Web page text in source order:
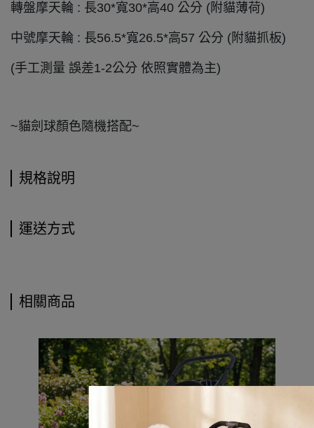
轉盤摩天輪 : 長30*寬30*高40 公分 (附貓薄荷)
中號摩天輪 : 長56.5*寬26.5*高57 公分 (附貓抓板)
(手工測量 誤差1-2公分 依照實體為主)
~貓劍球顏色隨機搭配~
規格說明
運送方式
相關商品